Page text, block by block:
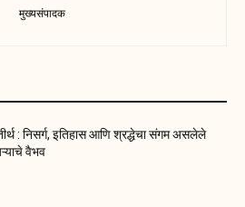
मुख्यसंपादक
: निसर्ग, इतिहास आणि श्रद्धेचा संगम असलेले
वैभव